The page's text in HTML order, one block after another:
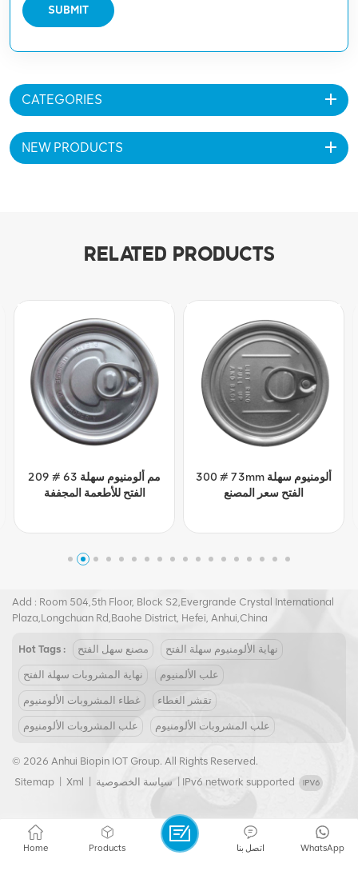
SUBMIT
CATEGORIES
NEW PRODUCTS
RELATED PRODUCTS
300 # 73mm ألومنيوم سهلة
الفتح سعر المصنع
307 # 83 مم ألومنيوم سهلة
الفتح
+8617855139217
Add : Room 504,5th Floor, Block S2,Evergrande Crystal International
Plaza,Longchuan Rd,Baohe District, Hefei, Anhui,China
Hot Tags : مصنع سهل الفتح نهاية الألومنيوم سهلة الفتح
نهاية المشروبات سهلة الفتح علب الألمنيوم
غطاء المشروبات الألومنيوم تقشر الغطاء
علب المشروبات الألومنيوم علب المشروبات الألومنيوم
© 2026 Anhui Biopin IOT Group. All Rights Reserved.
Sitemap
Xml سياسة الخصوصية IPv6 network supported
Home Products WhatsApp اتصل بنا